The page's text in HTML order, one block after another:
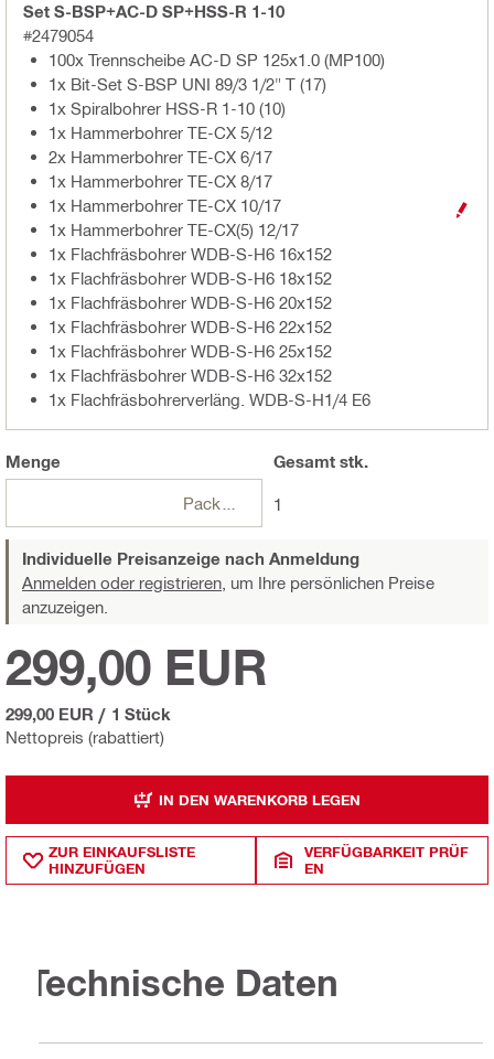
Set S-BSP+AC-D SP+HSS-R 1-10
#2479054
100x Trennscheibe AC-D SP 125x1.0 (MP100)
1x Bit-Set S-BSP UNI 89/3 1/2" T (17)
1x Spiralbohrer HSS-R 1-10 (10)
1x Hammerbohrer TE-CX 5/12
2x Hammerbohrer TE-CX 6/17
1x Hammerbohrer TE-CX 8/17
1x Hammerbohrer TE-CX 10/17
1x Hammerbohrer TE-CX(5) 12/17
1x Flachfräsbohrer WDB-S-H6 16x152
1x Flachfräsbohrer WDB-S-H6 18x152
1x Flachfräsbohrer WDB-S-H6 20x152
1x Flachfräsbohrer WDB-S-H6 22x152
1x Flachfräsbohrer WDB-S-H6 25x152
1x Flachfräsbohrer WDB-S-H6 32x152
1x Flachfräsbohrerverläng. WDB-S-H1/4 E6
Menge
Packungen
Gesamtstk.
1
Individuelle Preisanzeige nach Anmeldung
Anmelden oder registrieren, um Ihre persönlichen Preise
anzuzeigen.
Nettopreis (rabattiert)
299,00 EUR
299,00 EUR / 1 Stück
IN DEN WARENKORB LEGEN
ZUR EINKAUFSLISTE
HINZUFÜGEN
VERFÜGBARKEIT PRÜF
EN
Technische Daten